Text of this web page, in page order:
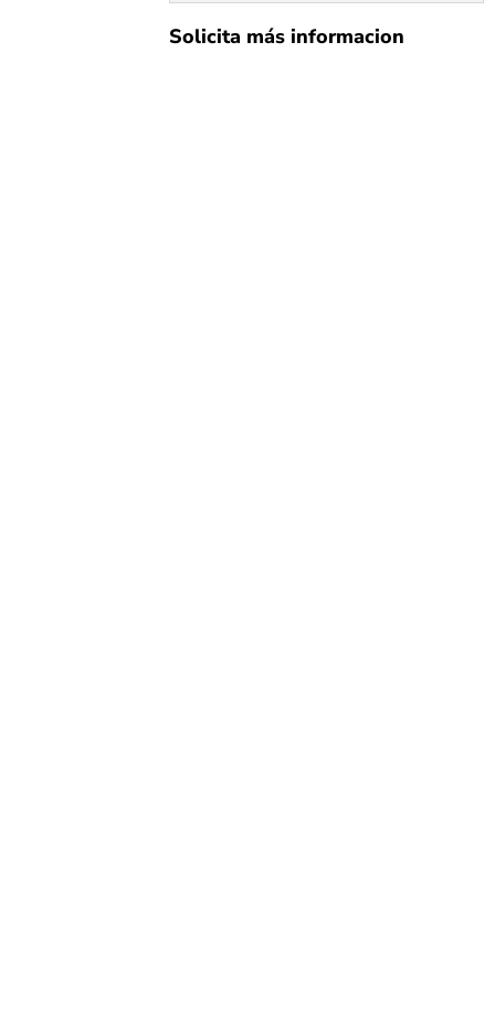
Solicita más informacion